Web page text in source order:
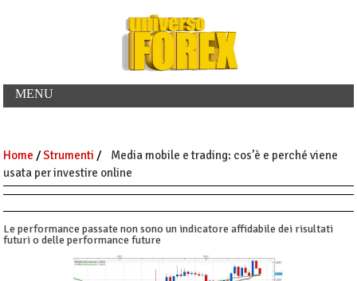
MENU
Home /Strumenti /
Media mobile e trading: cos’è e perché viene
usata per investire online
Le performance passate non sono un indicatore affidabile dei risultati
futuri o delle performance future